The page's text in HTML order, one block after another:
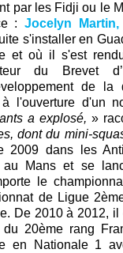
par les Fidji ou le
:Jocelyn
s'installer en
et où il s'est
du Brevet
de la
à l'ouverture d'un
a explosé, »
dont du mini-
2009 dans les
au Mans et se
le
de Ligue
De 2010 à 2012,
20ème rang
en Nationale 1